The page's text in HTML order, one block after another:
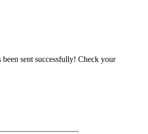
been sent successfully! Check your